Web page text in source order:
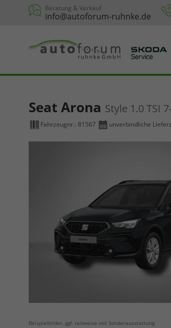
Beratung & Verkauf
info@autoforum-ruhnke.de
Seat Arona Style 1.0 TSI
Fahrzeugnr.: 81567 unverbindliche
Beispielbilder, ggf. teilweise mit Sonderausstattung